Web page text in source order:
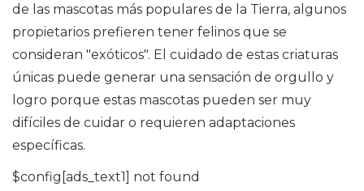
de las mascotas más populares de la Tierra, algunos
propietarios prefieren tener felinos que se
consideran "exóticos". El cuidado de estas criaturas
únicas puede generar una sensación de orgullo y
logro porque estas mascotas pueden ser muy
difíciles de cuidar o requieren adaptaciones
específicas.
$config[ads_text1] not found